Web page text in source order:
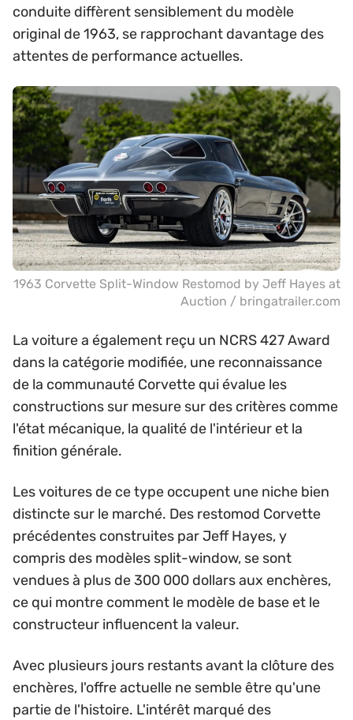
conduite diffèrent sensiblement du modèle
original de 1963, se rapprochant davantage des
attentes de performance actuelles.
1963 Corvette Split-Window Restomod by Jeff Hayes at
Auction / bringatrailer.com
La voiture a également reçu un NCRS 427 Award
dans la catégorie modifiée, une reconnaissance
de la communauté Corvette qui évalue les
constructions sur mesure sur des critères comme
l'état mécanique, la qualité de l'intérieur et la
finition générale.
Les voitures de ce type occupent une niche bien
distincte sur le marché. Des restomod Corvette
précédentes construites par Jeff Hayes, y
compris des modèles split-window, se sont
vendues à plus de 300 000 dollars aux enchères,
ce qui montre comment le modèle de base et le
constructeur influencent la valeur.
Avec plusieurs jours restants avant la clôture des
enchères, l'offre actuelle ne semble être qu'une
partie de l'histoire. L'intérêt marqué des